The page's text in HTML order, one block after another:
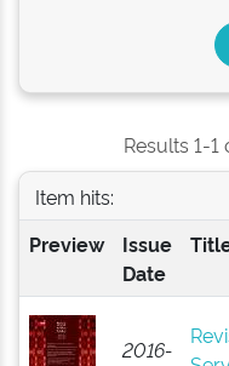
Results 1-
Item hits:
Preview
Issue
Date
2016-